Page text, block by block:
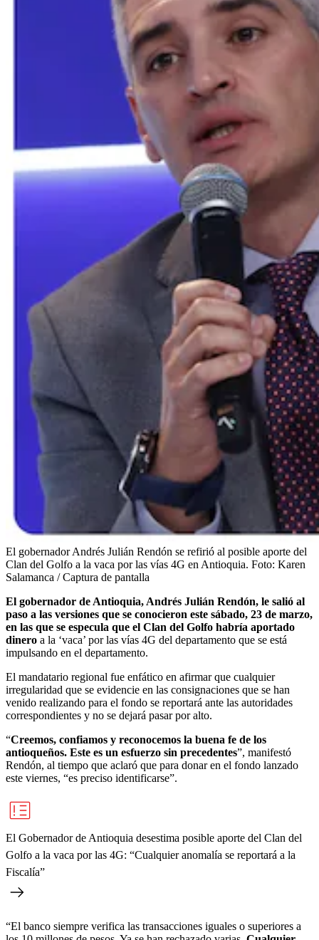
El gobernador Andrés Julián Rendón se refirió al posible aporte del
Clan del Golfo a la vaca por las vías 4G en Antioquia. Foto: Karen
Salamanca / Captura de pantalla
El gobernador de Antioquia, Andrés Julián Rendón, le salió al
paso a las versiones que se conocieron este sábado, 23 de marzo,
en las que se especula que el Clan del Golfo habría aportado
dinero a la ‘vaca’ por las vías 4G del departamento que se está
impulsando en el departamento.
El mandatario regional fue enfático en afirmar que cualquier
irregularidad que se evidencie en las consignaciones que se han
venido realizando para el fondo se reportará ante las autoridades
correspondientes y no se dejará pasar por alto.
“Creemos, confiamos y reconocemos la buena fe de los
antioqueños. Este es un esfuerzo sin precedentes”, manifestó
Rendón, al tiempo que aclaró que para donar en el fondo lanzado
este viernes, “es preciso identificarse”.
El Gobernador de Antioquia desestima posible aporte del Clan del
Golfo a la vaca por las 4G: “Cualquier anomalía se reportará a la
Fiscalía”
“El banco siempre verifica las transacciones iguales o superiores a